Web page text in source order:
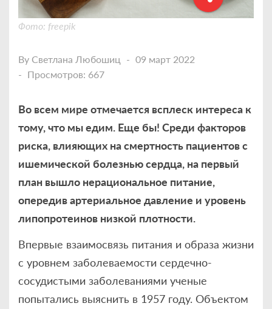
Фото: freepik
By Светлана Любошиц
09 март 2022
Просмотров: 667
Во всем мире отмечается всплеск интереса к
тому, что мы едим. Еще бы! Среди факторов
риска, влияющих на смертность пациентов с
ишемической болезнью сердца, на первый
план вышло нерациональное питание,
опередив артериальное давление и уровень
липопротеинов низкой плотности.
Впервые взаимосвязь питания и образа жизни
с уровнем заболеваемости сердечно-
сосудистыми заболеваниями ученые
попытались выяснить в 1957 году. Объектом